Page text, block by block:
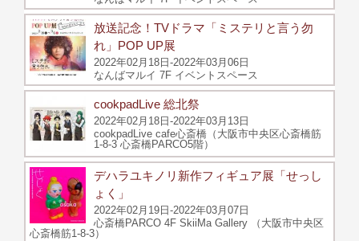
放送記念！TVドラマ「ミステリと言う勿
れ」POP UP展
2022年02月18日-2022年03月06日
なんばマルイ 7F イベントスペース
cookpadLive 総北祭
2022年02月18日-2022年03月13日
cookpadLive cafe心斎橋（大阪市中央区心斎橋筋
1-8-3 心斎橋PARCO5階）
デハラユキノリ新作フィギュア展「せっし
ょく」
2022年02月19日-2022年03月07日
心斎橋PARCO 4F SkiiMa Gallery （大阪市中央区
心斎橋筋1-8-3）